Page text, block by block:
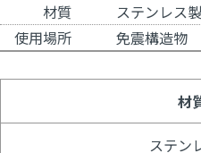
材質
ステンレス製
使用場所
免震構造物
材
ステン